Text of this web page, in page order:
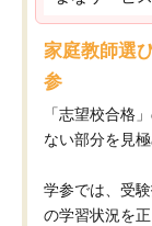
家庭教師選
参
「志望校合格
ない部分を見
学参では、受
の学習状況を正